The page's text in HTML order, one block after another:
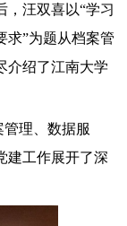
，汪双喜以“学习
求”为题从档案管
介绍了江南大学
理、数据服
建工作展开了深